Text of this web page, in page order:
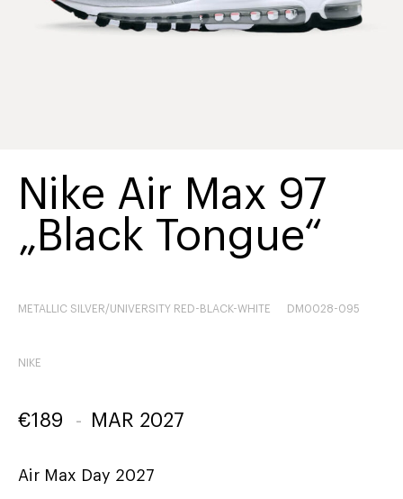
Nike Air Max 97
„Black Tongue“
METALLIC SILVER/UNIVERSITY RED-BLACK-WHITE DM0028-095
NIKE
€189 - MAR 2027
Air Max Day 2027